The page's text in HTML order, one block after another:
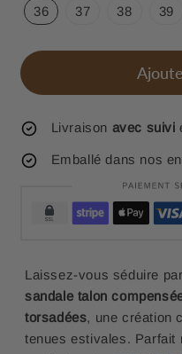
36 37 38 39
Livraison avec suivi
Emballé dans nos
Laissez-vous séduire
sandale talon
torsadées, une création
tenues estivales. Parfait